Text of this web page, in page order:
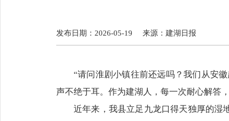
发布日期：2026-05-19 来源： 建湖日报
“请问淮剧小镇往前还远吗？我们从安
声不绝于耳。作为建湖人，每一次耐心解答
近年来，我县立足九龙口得天独厚的湿